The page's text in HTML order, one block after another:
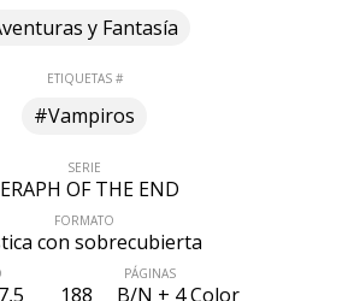
y Fantasía
ETIQUETAS #
#Vampiros
SERIE
OF THE END
FORMATO
con sobrecubierta
PÁGINAS
188 B/N + 4 Color